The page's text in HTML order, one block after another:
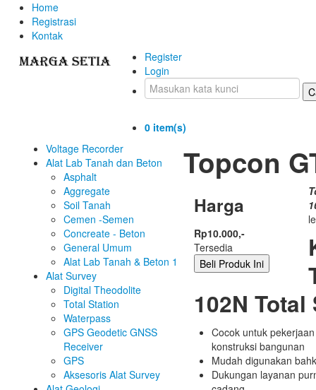
Home
Registrasi
Kontak
Register
Login
0 item(s)
Topcon
Harga
Rp10.000,-
Tersedia
102N
Cocok untuk
konstruksi bangunan
Mudah digunakan
Dukungan layanan
Voltage Recorder
Alat Lab Tanah dan Beton
Asphalt
Aggregate
Soil Tanah
Cemen -Semen
Concreate - Beton
General Umum
Alat Lab Tanah & Beton 1
Alat Survey
Digital Theodolite
Total Station
Waterpass
GPS Geodetic GNSS
Receiver
GPS
Aksesoris Alat Survey